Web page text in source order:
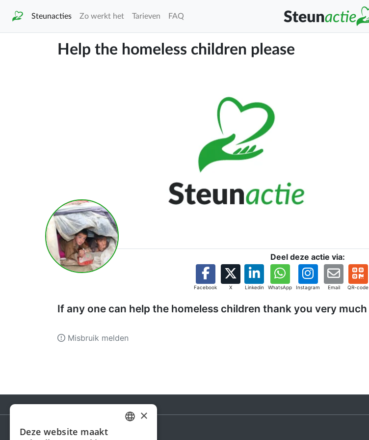
Steunacties Zo werkt het Tarieven FAQ
Help the homeless children please
Deel deze actie via:
Facebook X Linkedin WhatsApp Instagram Email QR-code
If any one can help the homeless children thank you very much
Misbruik melden
×
Deze website maakt